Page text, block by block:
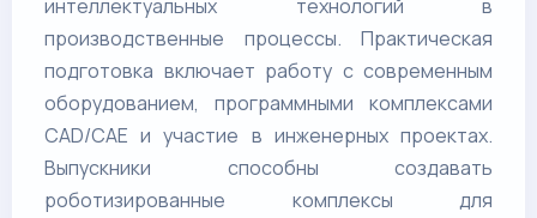
интеллектуальных технологий в
производственные процессы. Практическая
подготовка включает работу с современным
оборудованием, программными комплексами
CAD/CAE и участие в инженерных проектах.
Выпускники способны создавать
роботизированные комплексы для